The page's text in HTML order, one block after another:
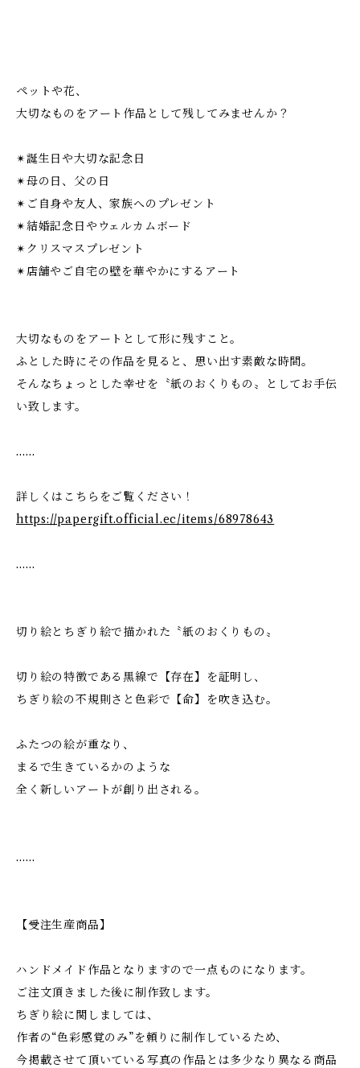
ペットや花、
大切なものをアート作品として残してみませんか？
✴︎誕生日や大切な記念日
✴︎母の日、父の日
✴︎ご自身や友人、家族へのプレゼント
✴︎結婚記念日やウェルカムボード
✴︎クリスマスプレゼント
✴︎店舗やご自宅の壁を華やかにするアート
大切なものをアートとして形に残すこと。
ふとした時にその作品を見ると、思い出す素敵な時間。
そんなちょっとした幸せを〝紙のおくりもの〟としてお手伝
い致します。
……
詳しくはこちらをご覧ください！
https://papergift.official.ec/items/68978643
……
切り絵とちぎり絵で描かれた〝紙のおくりもの〟
切り絵の特徴である黒線で【存在】を証明し、
ちぎり絵の不規則さと色彩で【命】を吹き込む。
ふたつの絵が重なり、
まるで生きているかのような
全く新しいアートが創り出される。
……
【受注生産商品】
ハンドメイド作品となりますので一点ものになります。
ご注文頂きました後に制作致します。
ちぎり絵に関しましては、
作者の“色彩感覚のみ”を頼りに制作しているため、
今掲載させて頂いている写真の作品とは多少なり異なる商品